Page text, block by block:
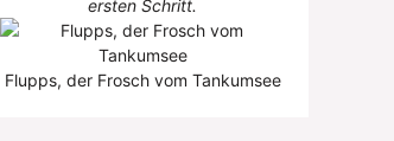
ersten Schritt.
Flupps, der Frosch vom Tankumsee